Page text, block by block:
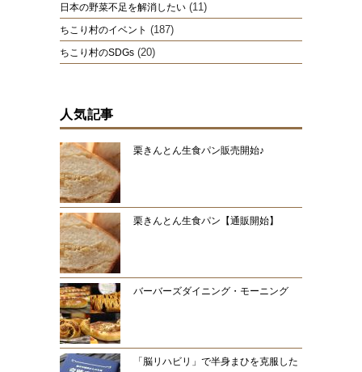
日本の野菜不足を解消したい (11)
ちこり村のイベント (187)
ちこり村のSDGs (20)
人気記事
栗きんとん生食パン販売開始♪
栗きんとん生食パン【通販開始】
バーバーズダイニング・モーニング
「脳リハビリ」で半身まひを克服した